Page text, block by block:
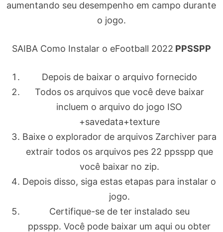
aumentando seu desempenho em campo durante
o jogo.
SAIBA Como Instalar o eFootball 2022 PPSSPP
Depois de baixar o arquivo fornecido
Todos os arquivos que você deve baixar
incluem o arquivo do jogo ISO
+savedata+texture
Baixe o explorador de arquivos Zarchiver para
extrair todos os arquivos pes 22 ppsspp que
você baixar no zip.
Depois disso, siga estas etapas para instalar o
jogo.
Certifique-se de ter instalado seu
ppsspp. Você pode baixar um aqui ou obter